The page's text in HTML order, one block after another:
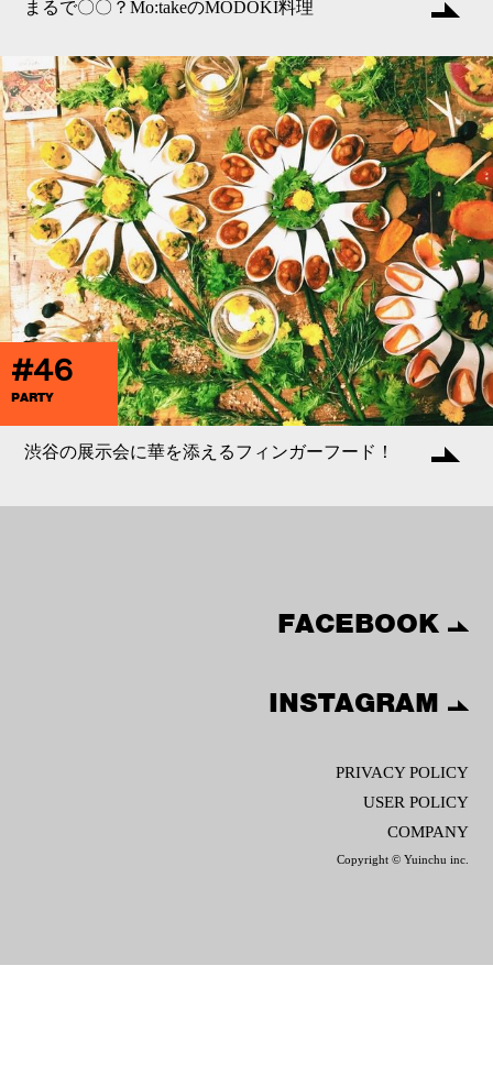
まるで〇〇？Mo:takeのMODOKI料理
#46
PARTY
渋谷の展示会に華を添えるフィンガーフード！
FACEBOOK
INSTAGRAM
PRIVACY POLICY
USER POLICY
COMPANY
Copyright © Yuinchu inc.